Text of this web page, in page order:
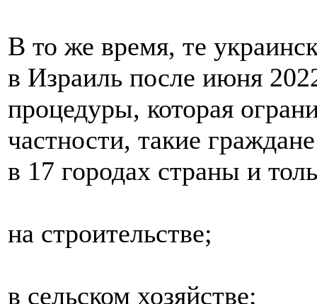
В то же время, те
в Израиль после июня
процедуры, которая
частности, такие
в 17 городах страны и
на строительстве;
в сельском хозяйстве;